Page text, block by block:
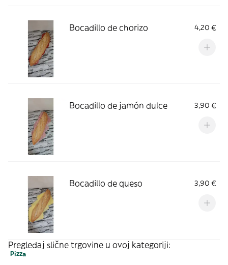
Bocadillo de chorizo 4,20 €
Bocadillo de jamón dulce 3,90 €
Bocadillo de queso 3,90 €
Pregledaj slične trgovine u ovoj kategoriji:
Pizza